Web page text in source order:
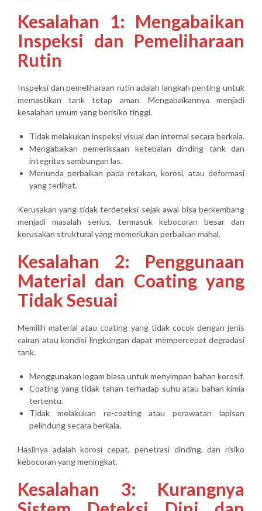
Kesalahan 1: Mengabaikan
Inspeksi dan Pemeliharaan
Rutin
Inspeksi dan pemeliharaan rutin adalah langkah penting untuk
memastikan tank tetap aman. Mengabaikannya menjadi
kesalahan umum yang berisiko tinggi.
Tidak melakukan inspeksi visual dan internal secara berkala.
Mengabaikan pemeriksaan ketebalan dinding tank dan
integritas sambungan las.
Menunda perbaikan pada retakan, korosi, atau deformasi
yang terlihat.
Kerusakan yang tidak terdeteksi sejak awal bisa berkembang
menjadi masalah serius, termasuk kebocoran besar dan
kerusakan struktural yang memerlukan perbaikan mahal.
Kesalahan 2: Penggunaan
Material dan Coating yang
Tidak Sesuai
Memilih material atau coating yang tidak cocok dengan jenis
cairan atau kondisi lingkungan dapat mempercepat degradasi
tank.
Menggunakan logam biasa untuk menyimpan bahan korosif.
Coating yang tidak tahan terhadap suhu atau bahan kimia
tertentu.
Tidak melakukan re-coating atau perawatan lapisan
pelindung secara berkala.
Hasilnya adalah korosi cepat, penetrasi dinding, dan risiko
kebocoran yang meningkat.
Kesalahan 3: Kurangnya